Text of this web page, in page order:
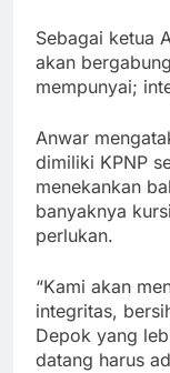
Sebagai ketua
akan
mempunyai;
Anwar
dimiliki KPNP
menekankan
banyaknya
perlukan.
“Kami akan
integritas,
Depok yang
datang harus